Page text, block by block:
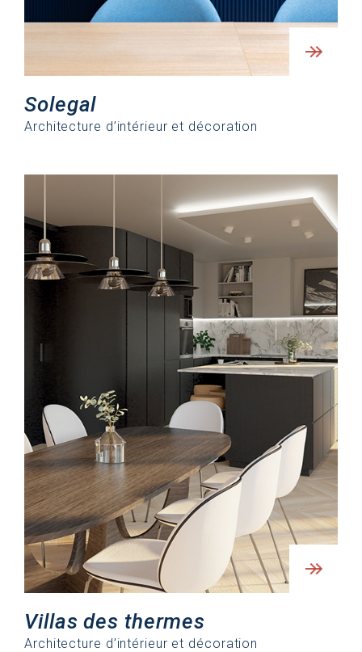
Solegal
Architecture d’intérieur et décoration
Villas des thermes
Architecture d’intérieur et décoration